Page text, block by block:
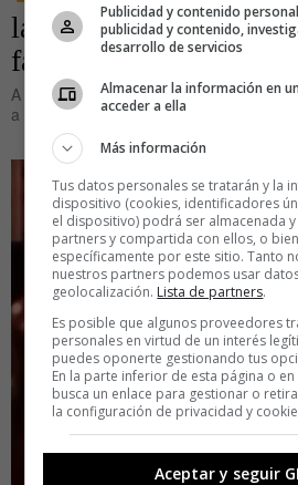
la despedida cargada
fans transformaron en
A primera vista, este tema es un canto
a esos amigos que han
Publicidad y contenido
publicidad y contenido,
desarrollo de servicios
Almacenar la información en
acceder a ella
Más información
Tus datos personales se tratarán y la
dispositivo (cookies, identificadores
el dispositivo) podrá ser almacenada
partners y compartida con ellos, o
específicamente por este sitio. Tanto
nuestros partners podemos usar
geolocalización. Lista de partners.
Es posible que algunos proveedores
personales en virtud de un interés
puedes oponerte gestionando tus
En la parte inferior de esta página o
busca un enlace para gestionar o
la configuración de privacidad y
Aceptar y seguir